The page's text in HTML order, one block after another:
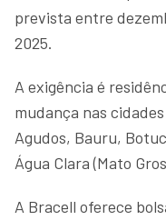
prevista entre
2025.
A exigência é
mudança nas
Agudos, Bauru,
Água Clara (Mato
A Bracell oferece